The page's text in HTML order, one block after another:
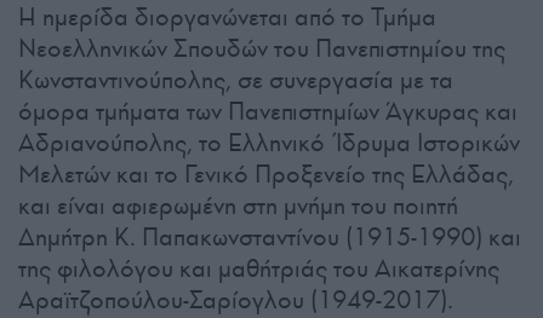
Η ημερίδα διοργανώνεται από το Τμήμα
Νεοελληνικών Σπουδών του Πανεπιστημίου της
Κωνσταντινούπολης, σε συνεργασία με τα
όμορα τμήματα των Πανεπιστημίων Άγκυρας και
Αδριανούπολης, το Ελληνικό Ίδρυμα Ιστορικών
Μελετών και το Γενικό Προξενείο της Ελλάδας,
και είναι αφιερωμένη στη μνήμη του ποιητή
Δημήτρη Κ. Παπακωνσταντίνου (1915-1990) και
της φιλολόγου και μαθήτριάς του Αικατερίνης
Αραϊτζοπούλου-Σαρίογλου (1949-2017).